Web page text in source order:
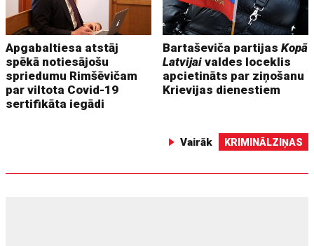
Apgabaltiesa atstāj
spēkā notiesājošu
spriedumu Rimšēvičam
par viltota Covid-19
sertifikāta iegādi
Bartaševiča partijasKopā
Latvijai valdes loceklis
apcietināts par ziņošanu
Krievijas dienestiem
Vairāk KRIMINĀLZIŅAS